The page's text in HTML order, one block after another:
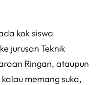
kok siswa
jurusan Teknik
Ringan, ataupun
memang suka,